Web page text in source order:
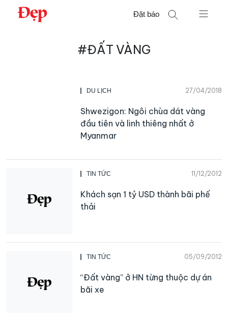
Chuyển
Đặt báo
#ĐẤT VÀNG
DU LỊCH 27/04/2018
Shwezigon: Ngôi chùa dát vàng
đầu tiên và linh thiêng nhất ở
Myanmar
TIN TỨC 11/12/2012
Khách sạn 1 tỷ USD thành bãi phế
thải
TIN TỨC 05/09/2012
“Đất vàng” ở HN từng thuộc dự án
bãi xe